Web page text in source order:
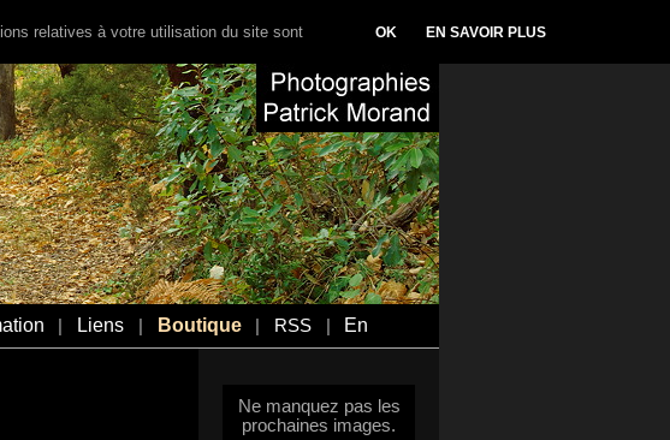
Liens Boutique RSS En
Ne manquez pas les
prochaines images.
relatives à votre utilisation du site sont
OK EN SAVOIR PLUS